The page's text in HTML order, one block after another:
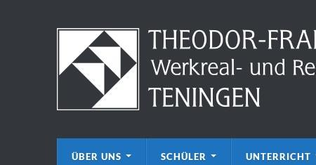
ÜBER UNS SCHÜLER UNTERRICHT